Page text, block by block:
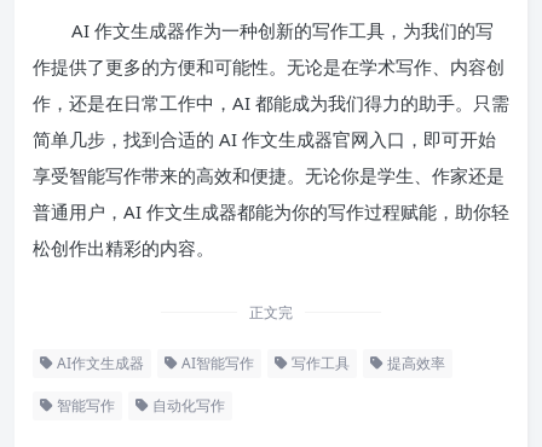
AI 作文生成器作为一种创新的写作工具，为我们的写
作提供了更多的方便和可能性。无论是在学术写作、内容创
作，还是在日常工作中，AI 都能成为我们得力的助手。只需
简单几步，找到合适的 AI 作文生成器官网入口，即可开始
享受智能写作带来的高效和便捷。无论你是学生、作家还是
普通用户，AI 作文生成器都能为你的写作过程赋能，助你轻
松创作出精彩的内容。
正文完
AI作文生成器 AI智能写作 写作工具 提高效率
智能写作 自动化写作